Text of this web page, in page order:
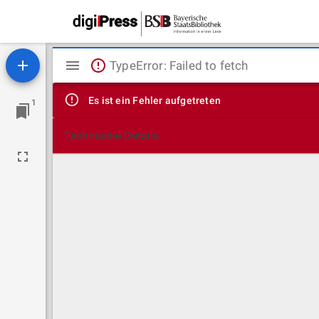
1
Mirador
Viewer
TypeError: Failed to fetch
Es ist ein Fehler aufgetreten
Technische Details